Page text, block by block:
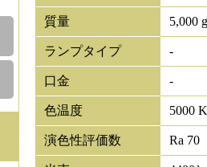
質量 5,000 g
ランプタイプ -
口金 -
色温度 5000 K
演色性評価数 Ra 70